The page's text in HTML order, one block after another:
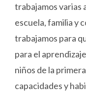
trabajamos varias
escuela, familia y
trabajamos para
para el
niños de la
capacidades y